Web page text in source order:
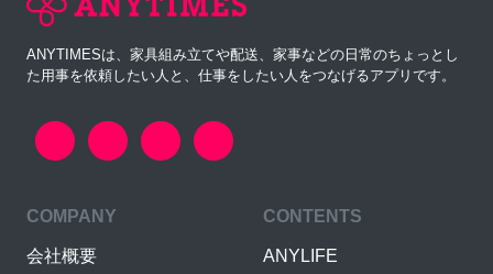
ANYTIMESは、家具組み立てや配送、家事などの日常のちょっとし
た用事を依頼したい人と、仕事をしたい人をつなげるアプリです。
COMPANY
会社概要
CONTENTS
ANYLIFE